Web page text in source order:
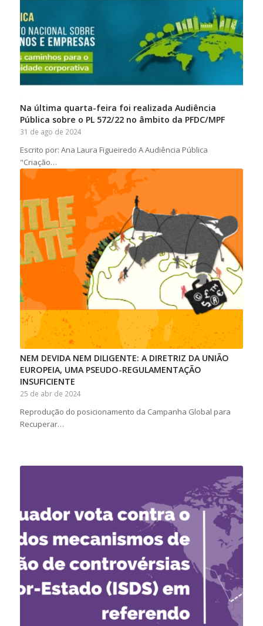
Na última quarta-feira foi realizada Audiência
Pública sobre o PL 572/22 no âmbito da PFDC/MPF
31 de ago de 2024
Escrito por: Ana Laura Figueiredo A Audiência Pública
"Criação…
NEM DEVIDA NEM DILIGENTE: A DIRETRIZ DA UNIÃO
EUROPEIA, UMA PSEUDO-REGULAMENTAÇÃO
INSUFICIENTE
25 de abr de 2024
Reprodução do posicionamento da Campanha Global para
Recuperar…